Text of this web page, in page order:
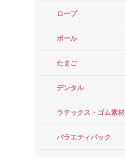
ロープ
ボール
たまご
デンタル
ラテックス・ゴム素材
バラエティパック